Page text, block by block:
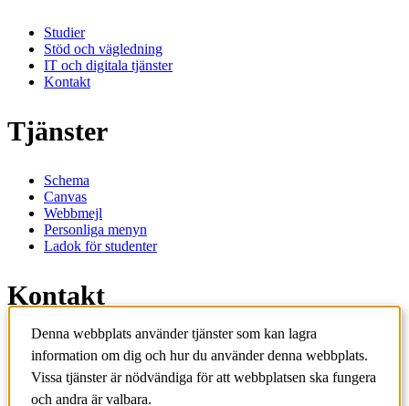
Studier
Stöd och vägledning
IT och digitala tjänster
Kontakt
Tjänster
Schema
Canvas
Webbmejl
Personliga menyn
Ladok för studenter
Kontakt
Kontakta utbildningsprogram
Kontakta kurs
IT-support
KTH Entré
Denna webbplats använder tjänster som kan lagra
information om dig och hur du använder denna webbplats.
Vissa tjänster är nödvändiga för att webbplatsen ska fungera
och andra är valbara.